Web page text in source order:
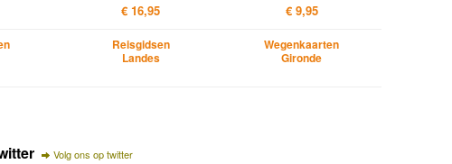
€ 16,95
Reisgidsen
Landes
€ 9,95
Wegenkaarten
Gironde
Volg ons op twitter